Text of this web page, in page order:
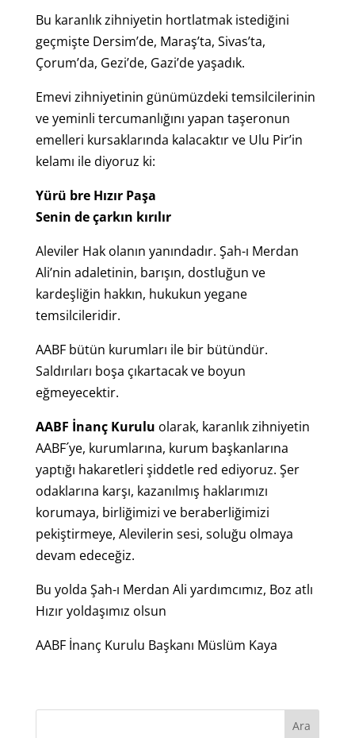
Bu karanlık zihniyetin hortlatmak istediğini
geçmişte Dersim’de, Maraş’ta, Sivas’ta,
Çorum’da, Gezi’de, Gazi’de yaşadık.
Emevi zihniyetinin günümüzdeki temsilcilerinin
ve yeminli tercumanlığını yapan taşeronun
emelleri kursaklarında kalacaktır ve Ulu Pir’in
kelamı ile diyoruz ki:
Yürü bre Hızır Paşa
Senin de çarkın kırılır
Aleviler Hak olanın yanındadır. Şah-ı Merdan
Ali’nin adaletinin, barışın, dostluğun ve
kardeşliğin hakkın, hukukun yegane
temsilcileridir.
AABF bütün kurumları ile bir bütündür.
Saldırıları boşa çıkartacak ve boyun
eğmeyecektir.
AABF İnanç Kurulu olarak, karanlık zihniyetin
AABF´ye, kurumlarına, kurum başkanlarına
yaptığı hakaretleri şiddetle red ediyoruz. Şer
odaklarına karşı, kazanılmış haklarımızı
korumaya, birliğimizi ve beraberliğimizi
pekiştirmeye, Alevilerin sesi, soluğu olmaya
devam edeceğiz.
Bu yolda Şah-ı Merdan Ali yardımcımız, Boz atlı
Hızır yoldaşımız olsun
AABF İnanç Kurulu Başkanı Müslüm Kaya